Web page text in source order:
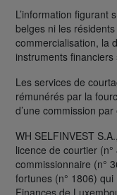
L’information figurant
belges ni les
commercialisation, la
instruments
Les services de
rémunérés par la
d’une commission
WH SELFINVEST
licence de courtier
commissionnaire (n°
fortunes (n° 1806)